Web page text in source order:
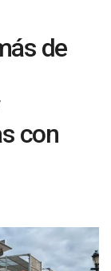
de
con